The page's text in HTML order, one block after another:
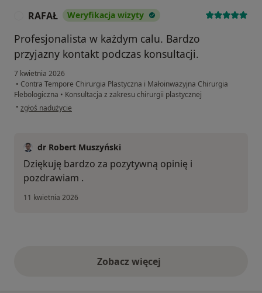
RAFAŁ Weryfikacja wizyty
Profesjonalista w każdym calu. Bardzo
przyjazny kontakt podczas konsultacji.
7 kwietnia 2026
• Contra Tempore Chirurgia Plastyczna i Małoinwazyjna Chirurgia
Flebologiczna • Konsultacja z zakresu chirurgii plastycznej
• w opinii użytkownika RAFAŁ
zgłoś nadużycie
dr Robert Muszyński
Dziękuję bardzo za pozytywną opinię i
pozdrawiam .
11 kwietnia 2026
Zobacz więcejopinie powyżej